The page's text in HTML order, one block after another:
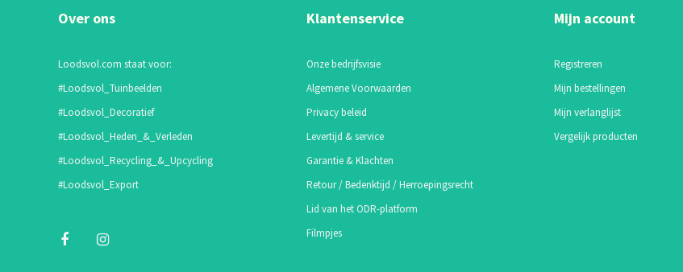
Over ons
Loodsvol.com staat voor:
#Loodsvol_Tuinbeelden
#Loodsvol_Decoratief
#Loodsvol_Heden_&_Verleden
#Loodsvol_Recycling_&_Upcycling
#Loodsvol_Export
Klantenservice
Onze bedrijfsvisie
Algemene Voorwaarden
Privacy beleid
Levertijd & service
Garantie & Klachten
Retour / Bedenktijd / Herroepingsrecht
Lid van het ODR-platform
Filmpjes
Mijn account
Registreren
Mijn bestellingen
Mijn verlanglijst
Vergelijk producten